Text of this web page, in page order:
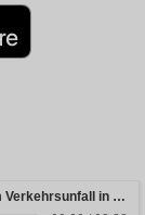
Drei junge Menschen sterben bei schwerem Verkehrsunfall in Rheinland-Pfalz